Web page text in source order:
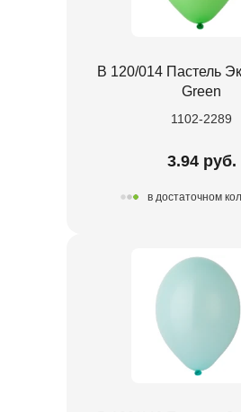
В 120/014 Пастель
Green
1102-2289
3.94 руб.
в достаточном